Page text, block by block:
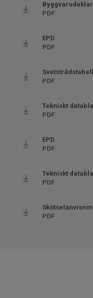
PDF
EPD
PDF
PDF
Tekniskt
PDF
EPD
PDF
Tekniskt
PDF
PDF